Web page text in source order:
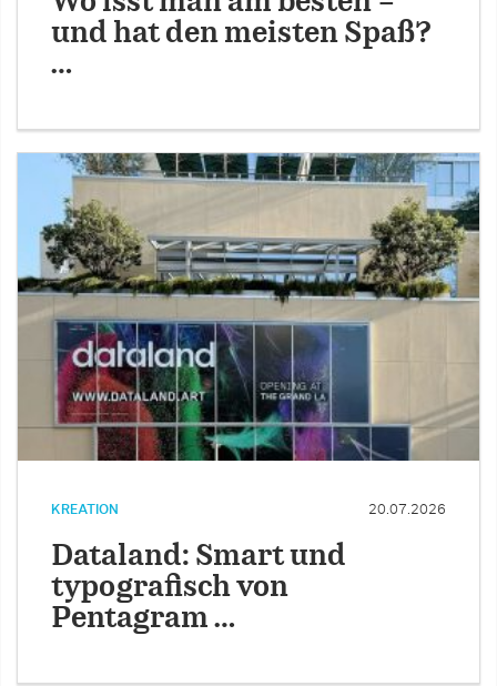
und hat den meisten Spaß?
…
KREATION 20.07.2026
Dataland: Smart und
typografisch von
Pentagram …